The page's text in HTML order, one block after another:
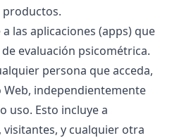
las aplicaciones (apps) que
evaluación psicométrica.
persona que acceda,
Web, independientemente
uso. Esto incluye a
visitantes, y cualquier otra